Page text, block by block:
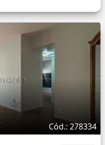
Cód.: 278334